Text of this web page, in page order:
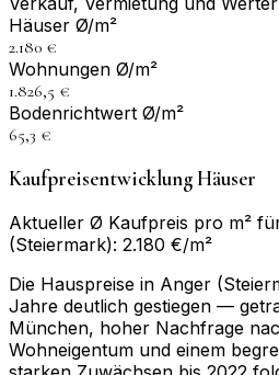
Häuser Ø/m²
2.180 €
Wohnungen Ø/m²
1.826,5 €
Bodenrichtwert Ø/m²
65,3 €
Kaufpreisentwicklung Häuser
Aktueller Ø Kaufpreis pro m²
(Steiermark): 2.180 €/m²
Die Hauspreise in Anger
Jahre deutlich gestiegen —
München, hoher Nachfrage
Wohneigentum und einem